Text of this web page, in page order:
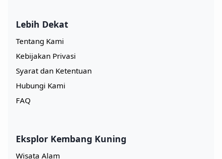
Lebih Dekat
Tentang Kami
Kebijakan Privasi
Syarat dan Ketentuan
Hubungi Kami
FAQ
Eksplor Kembang Kuning
Wisata Alam